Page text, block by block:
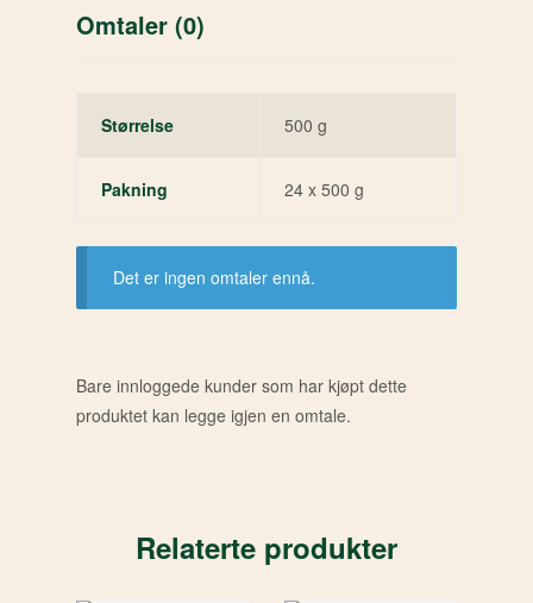
Omtaler (0)
Størrelse 500 g
Pakning 24 x 500 g
Det er ingen omtaler ennå.
Bare innloggede kunder som har kjøpt dette
produktet kan legge igjen en omtale.
Relaterte produkter